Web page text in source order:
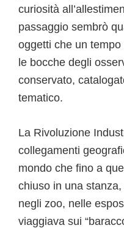
curiosità
passaggio sembrò
oggetti che un
le bocche degli
conservato,
tematico.
La Rivoluzione
collegamenti
mondo che fino a
chiuso in una
negli zoo, nelle
viaggiava sui